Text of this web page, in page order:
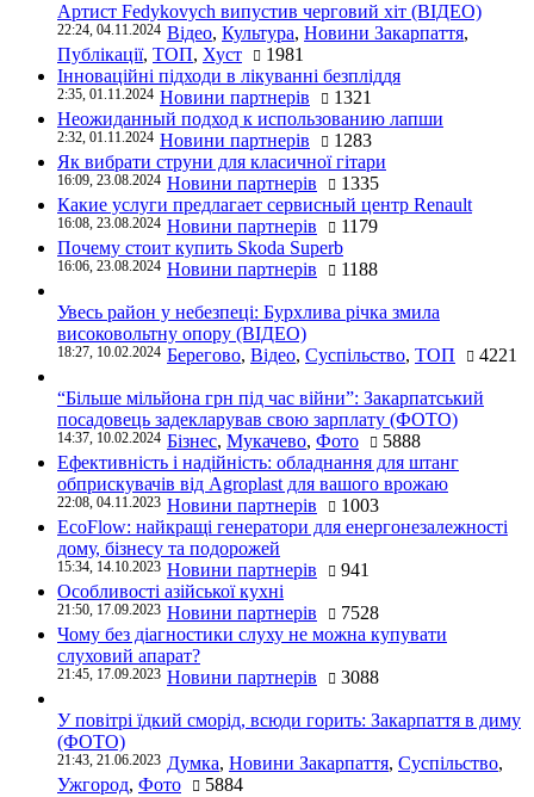
Артист Fedykovych випустив черговий хіт (ВІДЕО)
22:24, 04.11.2024 Відео, Культура, Новини Закарпаття,
Публікації, ТОП, Хуст
1981
Інноваційні підходи в лікуванні безпліддя
2:35, 01.11.2024 Новини партнерів
1321
Неожиданный подход к использованию лапши
2:32, 01.11.2024 Новини партнерів
1283
Як вибрати струни для класичної гітари
16:09, 23.08.2024 Новини партнерів
1335
Какие услуги предлагает сервисный центр Renault
16:08, 23.08.2024 Новини партнерів
1179
Почему стоит купить Skoda Superb
16:06, 23.08.2024 Новини партнерів 1188
Увесь район у небезпеці: Бурхлива річка змила
високовольтну опору (ВІДЕО)
18:27, 10.02.2024 Берегово, Відео, Суспільство, ТОП 4221
“Більше мільйона грн під час війни”: Закарпатський
посадовець задекларував свою зарплату (ФОТО)
14:37, 10.02.2024 Бізнес, Мукачево, Фото
5888
Ефективність і надійність: обладнання для штанг
обприскувачів від Agroplast для вашого врожаю
22:08, 04.11.2023 Новини партнерів
1003
EcoFlow: найкращі генератори для енергонезалежності
дому, бізнесу та подорожей
15:34, 14.10.2023 Новини партнерів
941
Особливості азійської кухні
21:50, 17.09.2023 Новини партнерів
7528
Чому без діагностики слуху не можна купувати
слуховий апарат?
21:45, 17.09.2023 Новини партнерів 3088
У повітрі їдкий сморід, всюди горить: Закарпаття в диму
(ФОТО)
21:43, 21.06.2023 Думка, Новини Закарпаття, Суспільство,
Ужгород, Фото
5884